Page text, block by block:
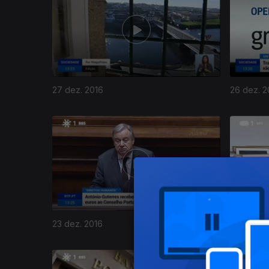
27 dez. 2016 26 dez.
23 dez. 2016 22 dez.
264968